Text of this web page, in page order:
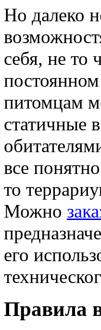
Но далеко
себя, не то
питомцам
статичные
все
то
Можно
его
Правила